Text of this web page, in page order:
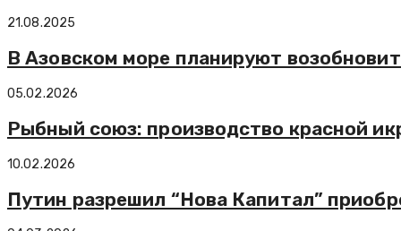
21.08.2025
В Азовском море планируют
05.02.2026
Рыбный союз: производство красной
10.02.2026
Путин разрешил “Нова Капитал”